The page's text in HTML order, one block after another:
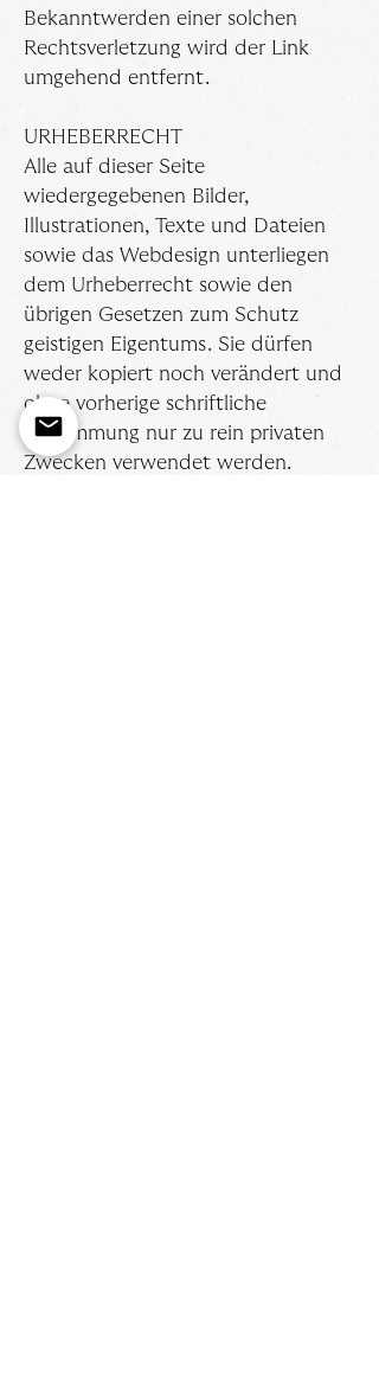
Bekanntwerden einer solchen
Rechtsverletzung wird der Link
umgehend entfernt.
URHEBERRECHT
Alle auf dieser Seite
wiedergegebenen Bilder,
Illustrationen, Texte und Dateien
sowie das Webdesign unterliegen
dem Urheberrecht sowie den
übrigen Gesetzen zum Schutz
geistigen Eigentums. Sie dürfen
weder kopiert noch verändert und
ohne vorherige schriftliche
Zustimmung nur zu rein privaten
Zwecken verwendet werden.